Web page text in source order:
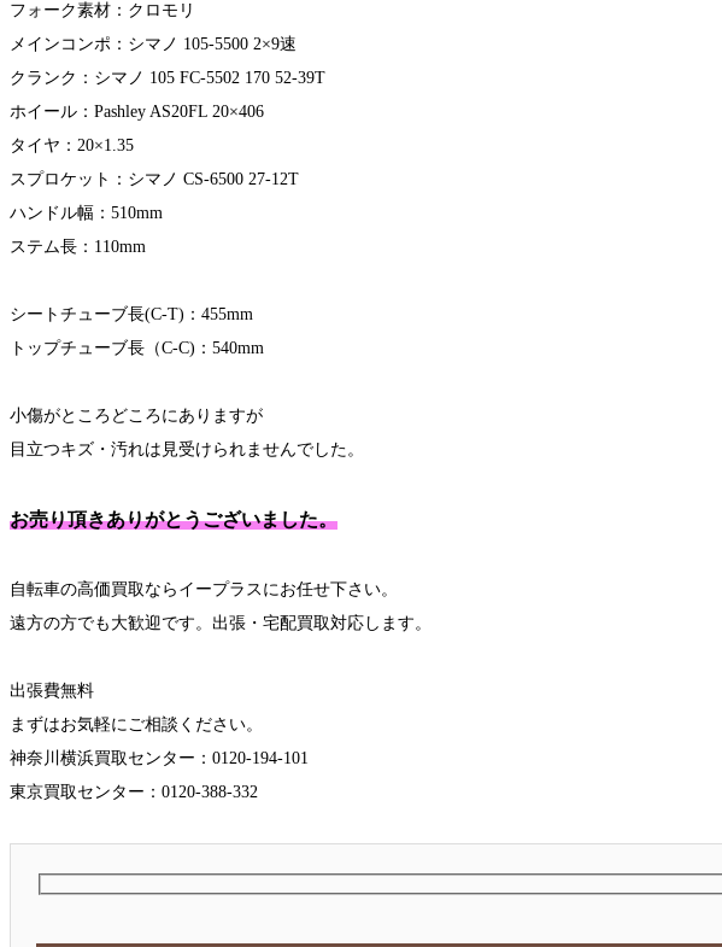
フォーク素材：クロモリ
メインコンポ：シマノ 105-5500 2×9速
クランク：シマノ 105 FC-5502 170 52-39T
ホイール：Pashley AS20FL 20×406
タイヤ：20×1.35
スプロケット：シマノ CS-6500 27-12T
ハンドル幅：510mm
ステム長：110mm
シートチューブ長(C-T)：455mm
トップチューブ長（C-C)：540mm
小傷がところどころにありますが
目立つキズ・汚れは見受けられませんでした。
お売り頂きありがとうございました。
自転車の高価買取ならイープラスにお任せ下さい。
遠方の方でも大歓迎です。出張・宅配買取対応します。
出張費無料
まずはお気軽にご相談ください。
神奈川横浜買取センター：0120-194-101
東京買取センター：0120-388-332